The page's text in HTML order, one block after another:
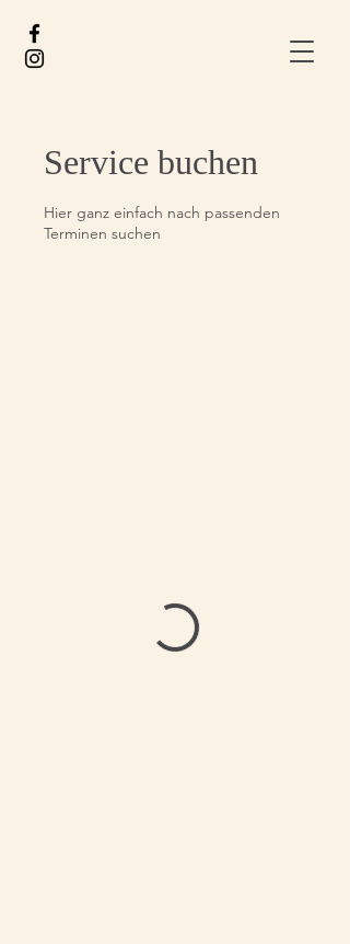
Service buchen
Hier ganz einfach nach passenden
Terminen suchen